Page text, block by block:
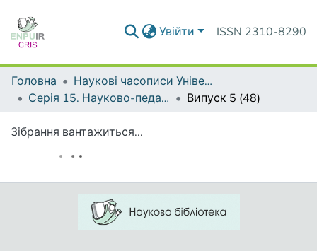
Увійти ISSN 2310-8290
Головна
Наукові часописи Університету
Серія 15. Науково-педагогічні проблеми фізичної культури (фізична культура і спорт)
Випуск 5 (48)
Зібрання вантажиться...